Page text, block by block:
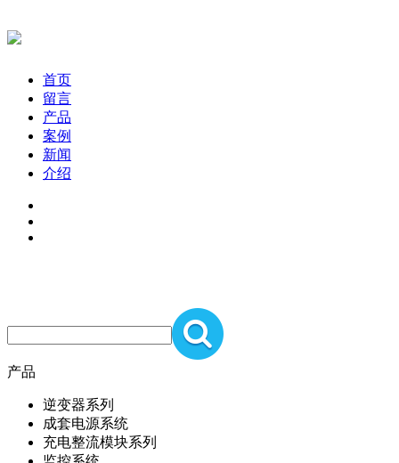
首页
留言
产品
案例
新闻
介绍
产品
逆变器系列
成套电源系统
充电整流模块系列